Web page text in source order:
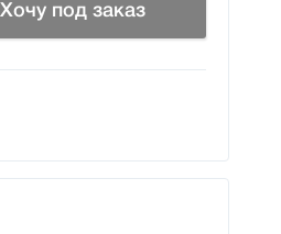
Хочу под заказ